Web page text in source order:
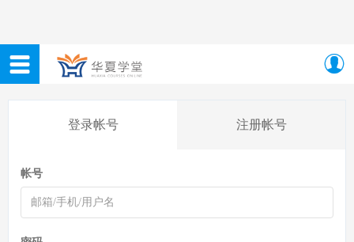
登录帐号 注册帐号
帐号